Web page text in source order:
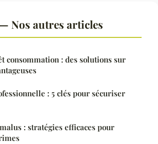
Nos autres articles
consommation : des solutions sur
: 5 clés pour sécuriser
: stratégies efficaces pour